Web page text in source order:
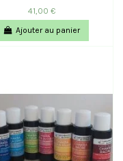
41,00 €
Ajouter au panier